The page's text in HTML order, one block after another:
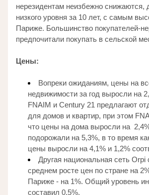
нерезидентам неизбежно снижаются,
низкого уровня за 10 лет, с самым
Париже. Большинство покупателей-
предпочитали покупать в сельской
Цены:
Вопреки ожиданиям, цены на
недвижимости за год выросли на
FNAIM и Century 21 предлагают
для домов и квартир, при этом
что цены на дома выросли на
подорожали на 5,3%, в то время
цены выросли на 4,1% и 1,2%
Другая национальная сеть
среднем росте цен по стране на
Париже - на 1%. Общий уровень
составил 0,5%.